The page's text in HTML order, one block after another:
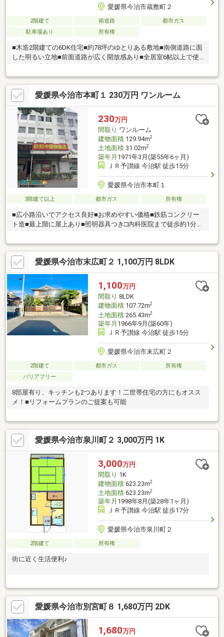
愛媛県今治市蔵敷町２
2階建て 南道路
都市ガス
駐車場あり
所有権
■木造2階建ての6DK住宅■約78坪のゆとりある敷地■南側道路に面
した明るい立地■前面道路が広く開放感あり■全居室6帖以上で使
1km圏内お気軽にお問い合わせください(^^)/
愛媛県今治市本町１ 230万円 ワンルーム
230万円
間取り ワンルーム
建物面積129.94m2
土地面積31.02m2
築年月 1971年3月(築55年6ヶ月)
ＪＲ予讃線 今治駅 徒歩15分
愛媛県今治市本町１
3階建て以上 都市ガス 所有権
■広小路沿いでアクセス良好■お求めやすい価格■鉄筋コンクリー
ト造■最上階に屋上あり■照明器具つき□内科医院まで徒歩約1分□
総合病院、スーパーまで徒歩約5分□コンビニまで徒歩約6分□商店
街まで徒歩約8分お気軽にお問い合わせください♪
愛媛県今治市末広町２ 1,100万円 8LDK
1,100万円
間取り 8LDK
建物面積107.72m2
土地面積265.43m2
築年月 1966年9月(築60年)
ＪＲ予讃線 今治駅 徒歩15分
愛媛県今治市末広町２
2階建て 都市ガス
所有権
バリアフリー
8部屋有り、キッチンも2つあります！二世帯住宅の方にもオスス
メ！■リフォームプランのご提案も可能
愛媛県今治市泉川町２ 3,000万円 1K
3,000万円
間取り 1K
建物面積623.23m2
土地面積623.23m2
築年月 1998年8月(築28年1ヶ月)
ＪＲ予讃線 今治駅 徒歩17分
愛媛県今治市泉川町２
2階建て 所有権
街に近く生活便利♪
愛媛県今治市別宮町８ 1,680万円 2DK
1,680万円